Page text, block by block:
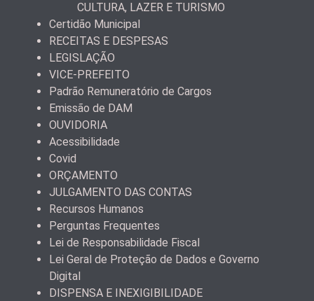
CULTURA, LAZER E TURISMO
Certidão Municipal
RECEITAS E DESPESAS
LEGISLAÇÃO
VICE-PREFEITO
Padrão Remuneratório de Cargos
Emissão de DAM
OUVIDORIA
Acessibilidade
Covid
ORÇAMENTO
JULGAMENTO DAS CONTAS
Recursos Humanos
Perguntas Frequentes
Lei de Responsabilidade Fiscal
Lei Geral de Proteção de Dados e Governo
Digital
DISPENSA E INEXIGIBILIDADE